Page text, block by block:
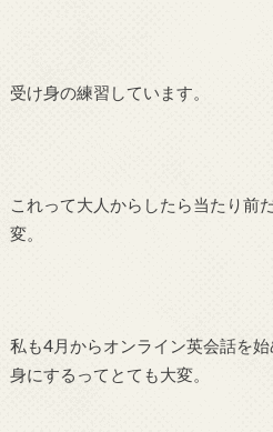
受け身の練習しています。
これって大人からしたら当たり前
変。
私も4月からオンライン英会話を
身にするってとても大変。